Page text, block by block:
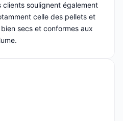
soulignent également
celle des pellets et
secs et conformes aux